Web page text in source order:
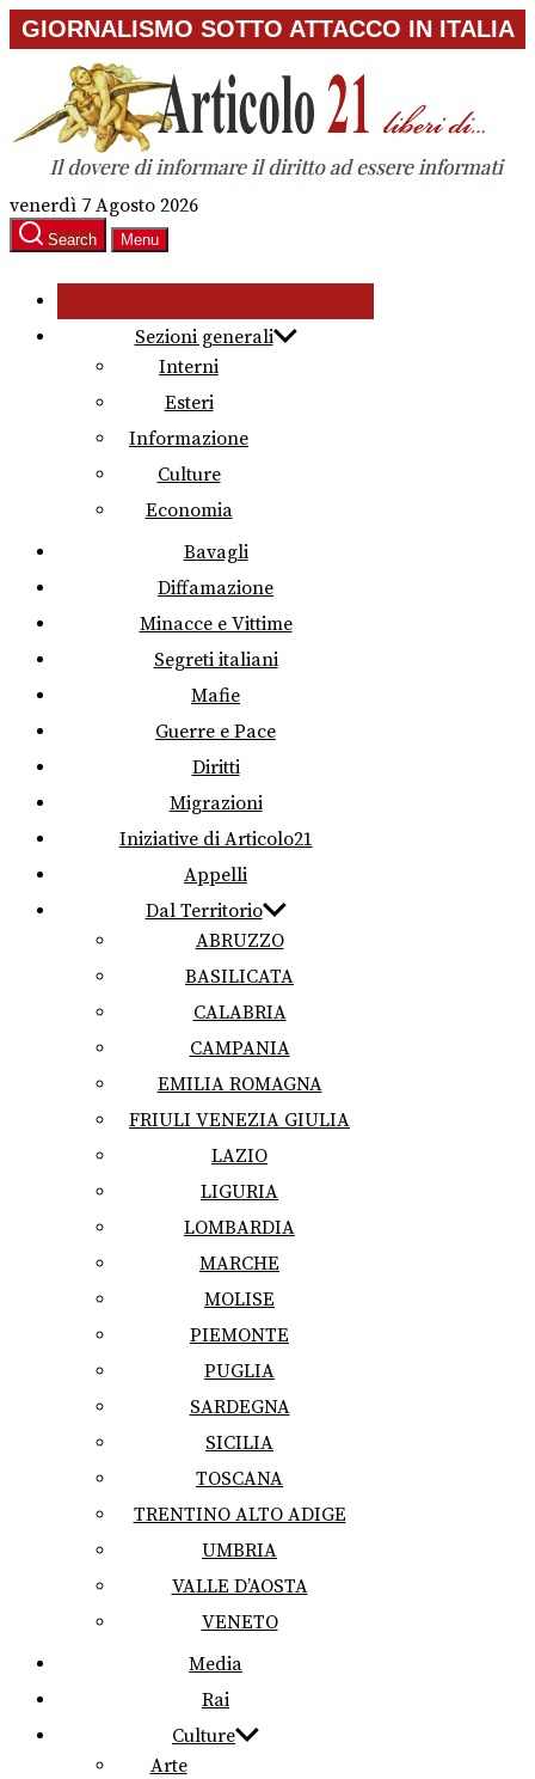
Skip
to
content
GIORNALISMO SOTTO ATTACCO IN ITALIA
venerdì 7 Agosto 2026
Search Menu
Sezioni generali
Interni
Esteri
Informazione
Culture
Economia
Bavagli
Diffamazione
Minacce e Vittime
Segreti italiani
Mafie
Guerre e Pace
Diritti
Migrazioni
Iniziative di Articolo21
Appelli
Dal Territorio
ABRUZZO
BASILICATA
CALABRIA
CAMPANIA
EMILIA ROMAGNA
FRIULI VENEZIA GIULIA
LAZIO
LIGURIA
LOMBARDIA
MARCHE
MOLISE
PIEMONTE
PUGLIA
SARDEGNA
SICILIA
TOSCANA
TRENTINO ALTO ADIGE
UMBRIA
VALLE D’AOSTA
VENETO
Media
Rai
Culture
Arte